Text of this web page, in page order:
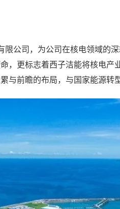
公司，为公司在核电领域的深
，更标志着西子洁能将核电
与前瞻的布局，与国家能源转